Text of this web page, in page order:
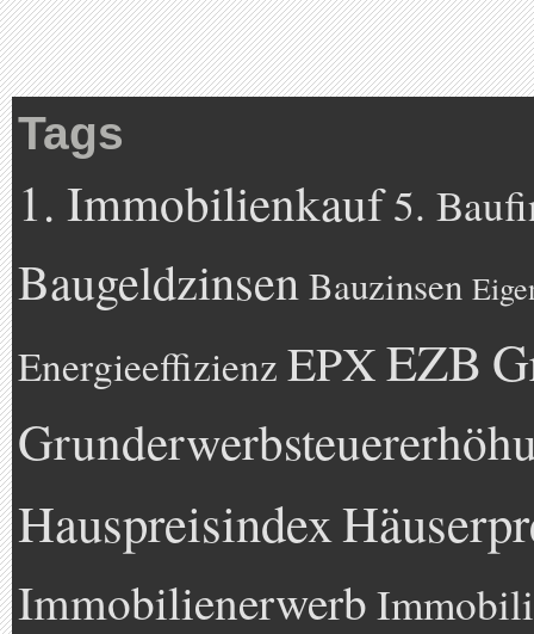
Tags
1. Immobilienkauf5.
BaugeldzinsenBauzinsen
Energieeffizienz EPXEZB
Hauspreisindex
Immobilienerwerb